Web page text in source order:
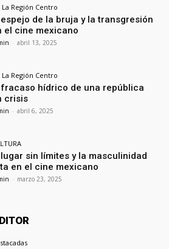
La Región Centro
espejo de la bruja y la transgresión
el cine mexicano
- abril 13, 2025
La Región Centro
fracaso hídrico de una república
crisis
- abril 6, 2025
lugar sin límites y la masculinidad
en el cine mexicano
- marzo 23, 2025